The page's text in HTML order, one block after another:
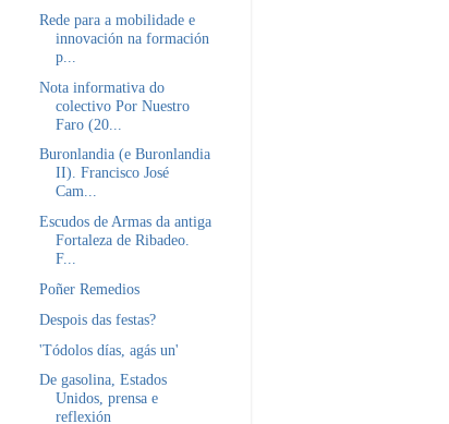
Rede para a mobilidade e
innovación na formación
p...
Nota informativa do
colectivo Por Nuestro
Faro (20...
Buronlandia (e Buronlandia
II). Francisco José
Cam...
Escudos de Armas da antiga
Fortaleza de Ribadeo.
F...
Poñer Remedios
Despois das festas?
'Tódolos días, agás un'
De gasolina, Estados
Unidos, prensa e
reflexión